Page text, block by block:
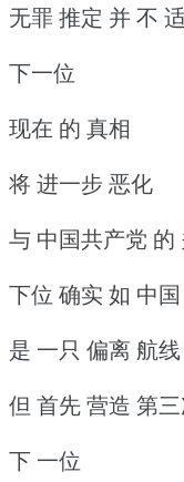
无罪 推定 并 不
下一位
现在 的 真相
将 进一步 恶化
与 中国共产党 的
下位 确实 如 中
是 一只 偏离 航
但 首先 营造 第
下 一位